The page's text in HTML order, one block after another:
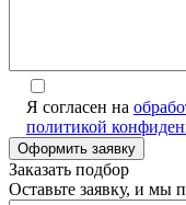
Я согласен на
политикой
Заказать подбор
Оставьте заявку, и мы